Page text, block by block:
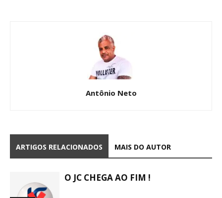
Antônio Neto
ARTIGOS RELACIONADOS MAIS DO AUTOR
O JC CHEGA AO FIM !